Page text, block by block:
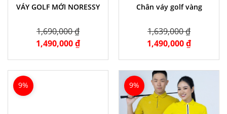
VÁY GOLF MỚI NORESSY
1,690,000 ₫
1,490,000 ₫
Chân váy golf vàng
1,639,000 ₫
1,490,000 ₫
9% 9%